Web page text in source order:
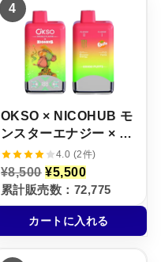
5
0
0
で
し
た
。
,
5
0
0
で
す
4
OKSO × NICOHUB モ
ンスターエナジー × フ
ァンタ・オレンジ【ニ
コパフ】5%
4.0 (2件)
¥8,500 元
の
価
格
は
¥
¥5,500現
在
の
価
格
は
累計販売数：72,775
カートに入れる